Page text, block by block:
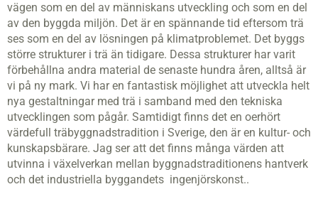
vägen som en del av människans utveckling och som en del
av den byggda miljön. Det är en spännande tid eftersom trä
ses som en del av lösningen på klimatproblemet. Det byggs
större strukturer i trä än tidigare. Dessa strukturer har varit
förbehållna andra material de senaste hundra åren, alltså är
vi på ny mark. Vi har en fantastisk möjlighet att utveckla helt
nya gestaltningar med trä i samband med den tekniska
utvecklingen som pågår. Samtidigt finns det en oerhört
värdefull träbyggnadstradition i Sverige, den är en kultur- och
kunskapsbärare. Jag ser att det finns många värden att
utvinna i växelverkan mellan byggnadstraditionens hantverk
och det industriella byggandets ingenjörskonst..